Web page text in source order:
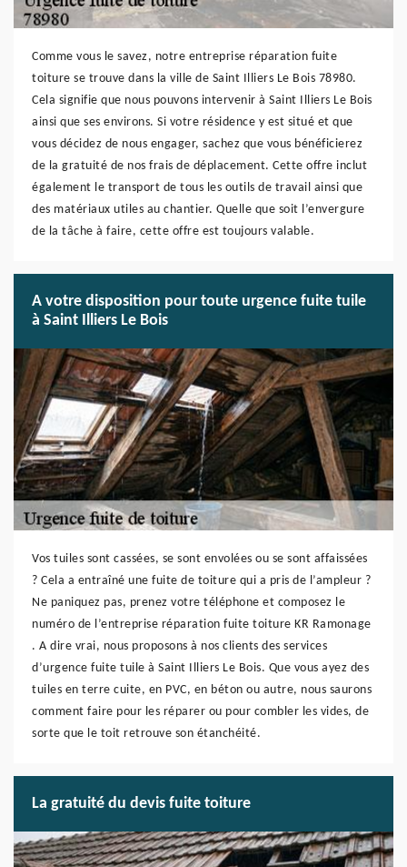
Comme vous le savez, notre entreprise réparation fuite
toiture se trouve dans la ville de Saint Illiers Le Bois 78980.
Cela signifie que nous pouvons intervenir à Saint Illiers Le Bois
ainsi que ses environs. Si votre résidence y est situé et que
vous décidez de nous engager, sachez que vous bénéficierez
de la gratuité de nos frais de déplacement. Cette offre inclut
également le transport de tous les outils de travail ainsi que
des matériaux utiles au chantier. Quelle que soit l’envergure
de la tâche à faire, cette offre est toujours valable.
A votre disposition pour toute urgence fuite tuile
à Saint Illiers Le Bois
Vos tuiles sont cassées, se sont envolées ou se sont affaissées
? Cela a entraîné une fuite de toiture qui a pris de l’ampleur ?
Ne paniquez pas, prenez votre téléphone et composez le
numéro de l’entreprise réparation fuite toiture KR Ramonage
. A dire vrai, nous proposons à nos clients des services
d’urgence fuite tuile à Saint Illiers Le Bois. Que vous ayez des
tuiles en terre cuite, en PVC, en béton ou autre, nous saurons
comment faire pour les réparer ou pour combler les vides, de
sorte que le toit retrouve son étanchéité.
La gratuité du devis fuite toiture